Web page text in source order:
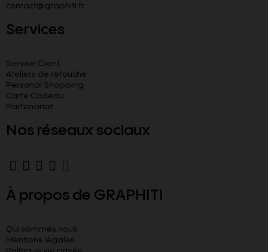
contact@graphiti.fr
Services
Service Client
Ateliers de retouche
Personal Shopping
Carte Cadeau
Partenariat
Nos réseaux sociaux
À propos de GRAPHITI
Qui sommes nous
Mentions légales